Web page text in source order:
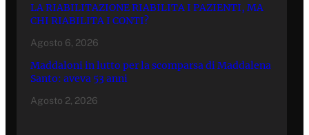
LA RIABILITAZIONE RIABILITA I PAZIENTI, MA
CHI RIABILITA I CONTI?
Agosto 6, 2026
Maddaloni in lutto per la scomparsa di Maddalena
Santo: aveva 53 anni
Agosto 2, 2026